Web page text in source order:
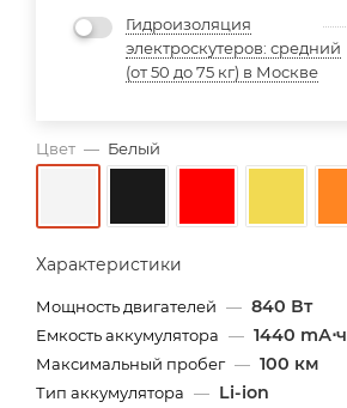
Цвет — Белый
Характеристики
Мощность двигателей — 840 Вт
Емкость аккумулятора — 1440 mА⋅ч
Максимальный пробег — 100 км
Тип аккумулятора — Li-ion
Гидроизоляция
электроскутеров: средний
(от 50 до 75 кг) в Москве